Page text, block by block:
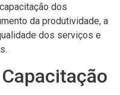
dos
da produtividade, a
dos serviços e